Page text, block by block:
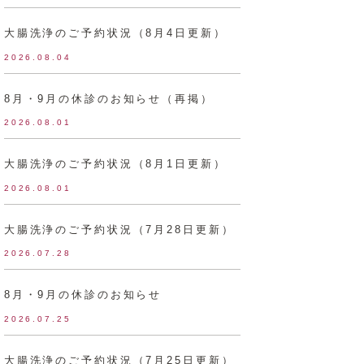
大腸洗浄のご予約状況（8月4日更新）
2026.08.04
8月・9月の休診のお知らせ（再掲）
2026.08.01
大腸洗浄のご予約状況（8月1日更新）
2026.08.01
大腸洗浄のご予約状況（7月28日更新）
2026.07.28
8月・9月の休診のお知らせ
2026.07.25
大腸洗浄のご予約状況（7月25日更新）